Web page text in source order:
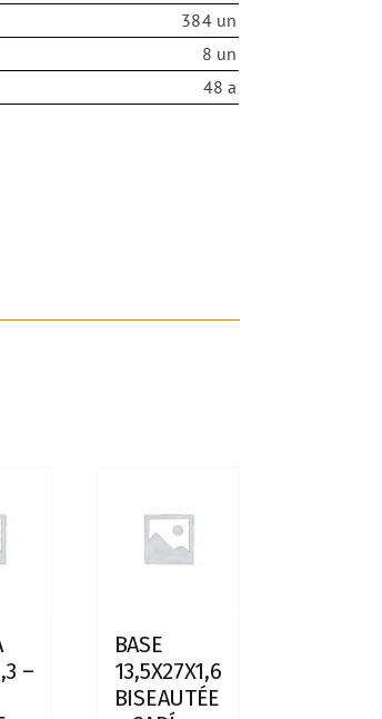
384 un
8 un
48 a
–
BASE
13,5X27X1,6
BISEAUTÉE